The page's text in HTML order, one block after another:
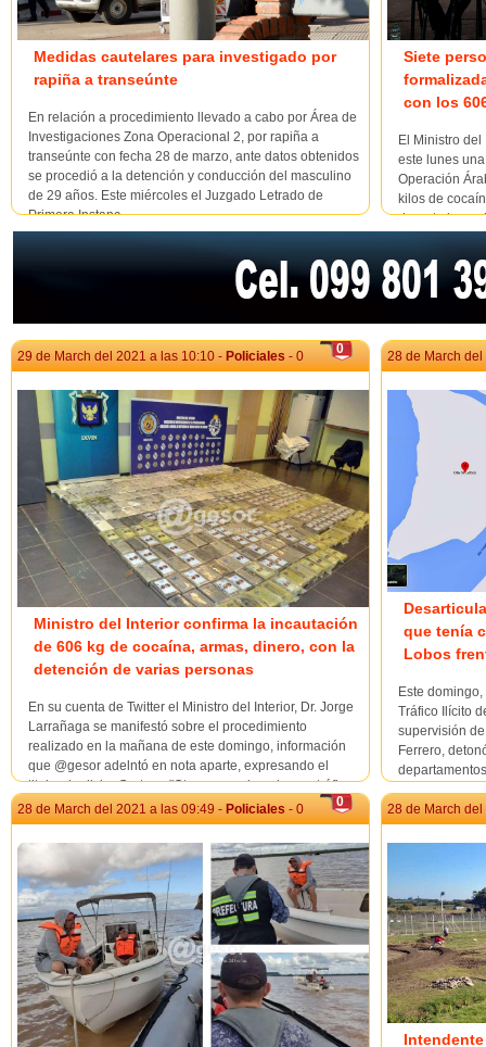
Medidas cautelares para investigado por
rapiña a transeúnte
En relación a procedimiento llevado a cabo por Área de
Investigaciones Zona Operacional 2, por rapiña a
transeúnte con fecha 28 de marzo, ante datos obtenidos
se procedió a la detención y conducción del masculino
de 29 años. Este miércoles el Juzgado Letrado de
Primera Instanc...
Siete
con los
El Ministro
este lunes
Operación
kilos de
durante la
0
29 de March del 2021 a las 10:10 - Policiales - 0
Ministro del Interior confirma la incautación
de 606 kg de cocaína, armas, dinero, con la
detención de varias personas
En su cuenta de Twitter el Ministro del Interior, Dr. Jorge
Larrañaga se manifestó sobre el procedimiento
realizado en la mañana de este domingo, información
que @gesor adelntó en nota aparte, expresando el
titular de dicha Cartera: "Otro gran golpe al narcotráfico.
Tras meses de investigació...
28 de March
que tenía
Lobos
Este
Tráfico Ilícito
supervisión
Ferrero,
diferentes
0
28 de March del 2021 a las 09:49 - Policiales - 0 28 de March